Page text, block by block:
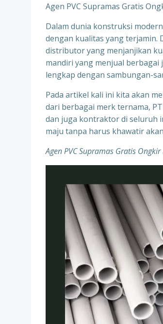
Agen PVC Supramas Gratis
Dalam dunia konstruksi
dengan kualitas yang
distributor yang menjanjikan
mandiri yang menjual berbagai
lengkap dengan sambungan-
Pada artikel kali ini kita akan
dari berbagai merk ternama,
dan juga kontraktor di seluruh
maju tanpa harus khawatir
Agen PVC Supramas Gratis